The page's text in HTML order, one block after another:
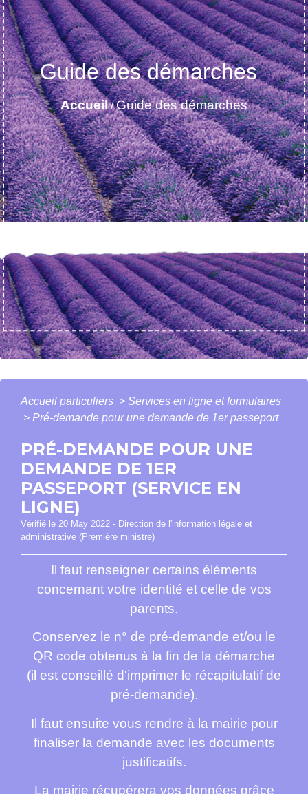
Guide des démarches
Accueil/Guide des démarches
Accueil particuliers > Services en ligne et formulaires
> Pré-demande pour une demande de 1er passeport
PRÉ-DEMANDE POUR UNE
DEMANDE DE 1ER
PASSEPORT (SERVICE EN
LIGNE)
Vérifié le 20 May 2022 - Direction de l'information légale et
administrative (Première ministre)
Il faut renseigner certains éléments
concernant votre identité et celle de vos
parents.
Conservez le n° de pré-demande et/ou le
QR code obtenus à la fin de la démarche
(il est conseillé d'imprimer le récapitulatif de
pré-demande).
Il faut ensuite vous rendre à la mairie pour
finaliser la demande avec les documents
justificatifs.
La mairie récupérera vos données grâce